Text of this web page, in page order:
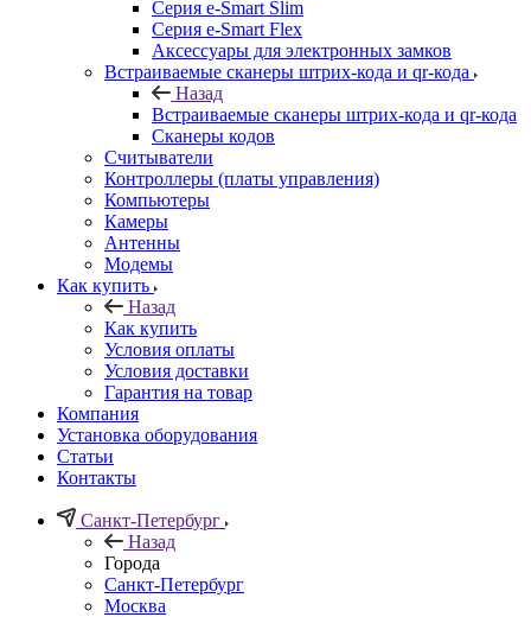
Серия e-Smart Slim
Серия e-Smart Flex
Аксессуары для электронных замков
Встраиваемые сканеры штрих-кода и qr-кода
Назад
Встраиваемые сканеры штрих-кода и qr-кода
Сканеры кодов
Считыватели
Контроллеры (платы управления)
Компьютеры
Камеры
Антенны
Модемы
Как купить
Назад
Как купить
Условия оплаты
Условия доставки
Гарантия на товар
Компания
Установка оборудования
Статьи
Контакты
Санкт-Петербург
Назад
Города
Санкт-Петербург
Москва